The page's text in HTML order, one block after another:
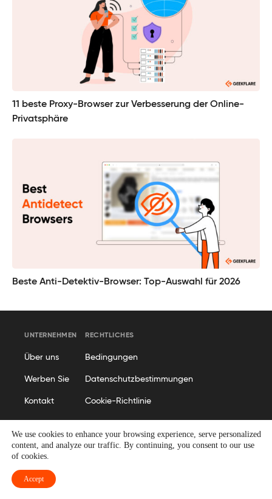
11 beste Proxy-Browser zur Verbesserung der Online-
Privatsphäre
Beste Anti-Detektiv-Browser: Top-Auswahl für 2026
UNTERNEHMEN
Über uns
Werben Sie
Kontakt
RECHTLICHES
Bedingungen
Datenschutzbestimmungen
Cookie-Richtlinie
ALLGEMEINES
Redaktionsrichtlinien
Sitemap
We use cookies to enhance your browsing experience, serve personalized
content, and analyze our traffic. By continuing, you consent to our use
of cookies.
Accept